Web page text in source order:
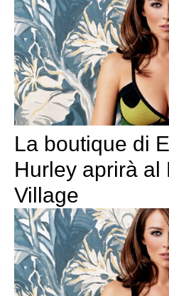
La boutique di
Hurley aprirà al
Village